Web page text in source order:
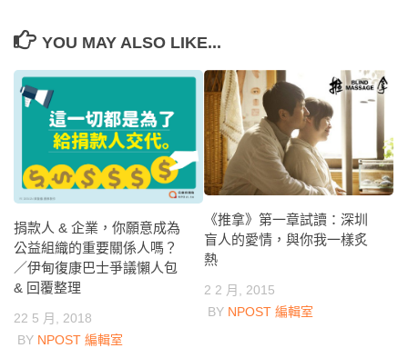
YOU MAY ALSO LIKE...
捐款人 & 企業，你願意成為
公益組織的重要關係人嗎？
／伊甸復康巴士爭議懶人包
& 回覆整理
22 5 月, 2018
BY NPOST 編輯室
《推拿》第一章試讀：深圳
盲人的愛情，與你我一樣炙
熱
2 2 月, 2015
BY NPOST 編輯室